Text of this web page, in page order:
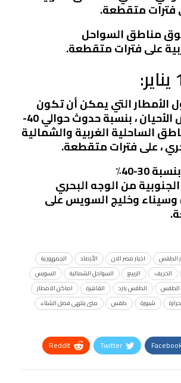
فترات متقطعة.
مناطق السواحل
على فترات متقطعة.
التي يمكن أن تكون
رعدية في بعض الأحيان ، بنسبة حدوث حوالي 40-
الساحلية الغربية والشمالية
، على فترات متقطعة.
أمطار خفيفة بنسبة 30-40٪
من الوجه البحري
وسيناء وخليج السويس على
الطقس اخبار مصر الان الأرصاد
الجمهورية
الخريف الربيع السواحل الشمالية
السويس
الطقس الطقس بارد القاهرة
اماكن الامطار
شبورة طقس
متى ينتهى فصل الشتاء
Twitter
ReddIt